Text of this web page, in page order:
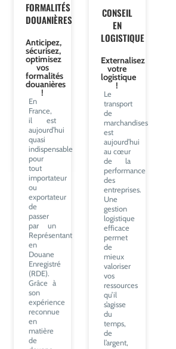
FORMALITÉS
DOUANIÈRES
Anticipez,
sécurisez,
optimisez
vos
formalités
douanières
!
En
France,
il est
aujourd’hui
quasi
indispensable
pour
tout
importateur
ou
exportateur
de
passer
par un
Représentant
en
Douane
Enregistré
(RDE).
Grâce à
son
expérience
reconnue
en
matière
de
CONSEIL
EN
LOGISTIQUE
Externalisez
votre
logistique
!
transport
de
marchandises
est
aujourd’hui
au cœur
de la
performance
des
entreprises.
Une
gestion
logistique
efficace
permet
de
mieux
valoriser
vos
ressources
qu’il
s’agisse
du
temps,
de
l’argent,
des